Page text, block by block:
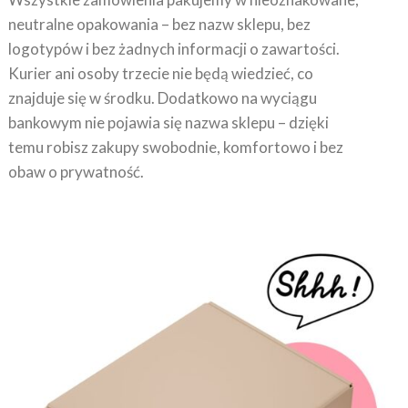
logotypów i bez żadnych informacji o zawartości.
Kurier ani osoby trzecie nie będą wiedzieć, co
znajduje się w środku. Dodatkowo na wyciągu
bankowym nie pojawia się nazwa sklepu – dzięki
temu robisz zakupy swobodnie, komfortowo i bez
obaw o prywatność.